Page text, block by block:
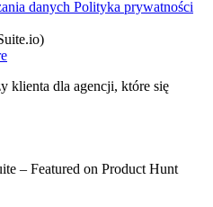
danych Polityka prywatności
klienta dla agencji, które się